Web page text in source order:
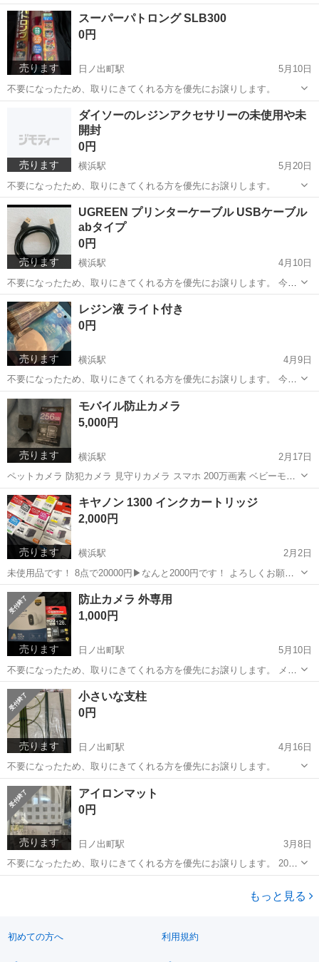
朝受け取り可能です
神奈川 横浜市 日ノ出町駅 その他
売ります
スーパーパトロング SLB300
0円
日ノ出町駅
5月10日
不要になったため、取りにきてくれる方を優先にお譲りします。
日ノ出町駅 防災、セキュリティ SLB
売ります
ダイソーのレジンアクセサリーの未使用や未
開封
0円
横浜駅
5月20日
不要になったため、取りにきてくれる方を優先にお譲りします。
神奈川 横浜市 その他
売ります
UGREEN プリンターケーブル USBケーブル
abタイプ
0円
横浜駅
4月10日
不要になったため、取りにきてくれる方を優先にお譲りします。 今日
上大岡駅受け取り可能です(*^^*) よろしくお願いします
神奈川 横浜市 横浜駅 プリンター
売ります
レジン液 ライト付き
0円
横浜駅
4月9日
不要になったため、取りにきてくれる方を優先にお譲りします。 今日
藤沢駅17時受け取り可能です(*^^*)
神奈川 横浜市 横浜駅 その他
売ります
モバイル防止カメラ
5,000円
横浜駅
2月17日
ペットカメラ 防犯カメラ 見守りカメラ スマホ 200万画素 ベビーモニ
ター ベビーカメラ 介護モニター 小型 屋内 ワイヤレス 簡単 設置 ペッ
ト 猫 子ども 赤ちゃん 高齢者 通話 会話 留守番 介護 家庭用 工事不要
...
神奈川 横浜市 防災、セキュリティ
売ります
キヤノン 1300 インクカートリッジ
2,000円
横浜駅
2月2日
未使用品です！ 8点で20000円▶︎なんと2000円です！ よろしくお願い
します！
神奈川 横浜市 横浜駅 プリンター
売ります
防止カメラ 外専用
1,000円
日ノ出町駅
5月10日
不要になったため、取りにきてくれる方を優先にお譲りします。 メモ
リーカードは違いますので 128GBメモリーカード出しますので 安心し
てください😌
神奈川 横浜市 日ノ出町駅
売ります
小さいな支柱
0円
日ノ出町駅
4月16日
不要になったため、取りにきてくれる方を優先にお譲りします。
神奈川 横浜市 日ノ出町駅
売ります
アイロンマット
0円
日ノ出町駅
3月8日
不要になったため、取りにきてくれる方を優先にお譲りします。 2026
年3月9日9時30分から受け取り可能です 受け取り場所は日の出町駅周
もっと見る
初めての方へ 利用規約